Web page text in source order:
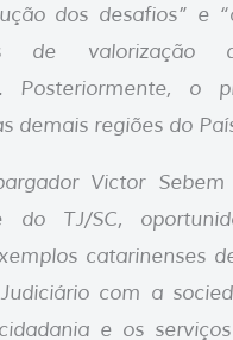
dos desafios” e
de valorização
Posteriormente, o
demais regiões do
Victor
do TJ/SC,
catarinenses
com a
e os